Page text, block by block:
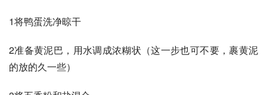
1将鸭蛋洗净晾干
2准备黄泥巴，用水调成浓糊状（这一步也可不要，裹黄泥
的放的久一些）